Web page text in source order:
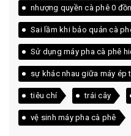
nhượng quyền cà phê 0
Sai lầm khi bảo quản cà
Sử dụng máy pha cà phê
sự khác nhau giữa máy ép
tiêu chí trái cây
vệ sinh máy pha cà phê